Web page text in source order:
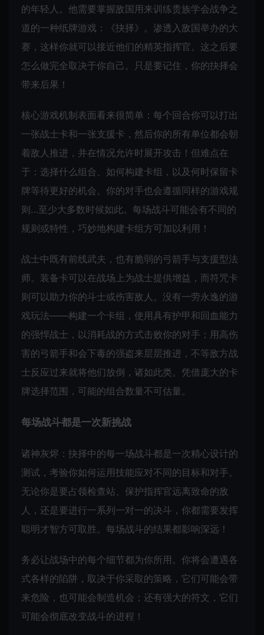
的年轻人。他需要掌握敌国用来训练贵族学会战争之
道的一种纸牌游戏：《抉择》。渗透入敌国举办的大
赛，这样你就可以接近他们的精英指挥官。这之后要
怎么做完全取决于你自己。只是要记住，你的抉择会
带来后果！
核心游戏机制表面看来很简单：每个回合你可以打出
一张战士卡和一张支援卡，然后你的所有单位都会朝
着敌人推进，并在情况允许时展开攻击！但难点在
于：选择什么组合、如何构建卡组，以及何时保留卡
牌等待更好的机会。你的对手也会遵循同样的游戏规
则…至少大多数时候如此。每场战斗可能会有不同的
规则或特性，巧妙地构建卡组方可加以利用！
战士中既有前线武夫，也有脆弱的弓箭手与支援型法
师。装备卡可以在战场上为战士提供增益，而符咒卡
则可以助力你的斗士或伤害敌人。没有一劳永逸的游
戏玩法——构建一个卡组，使用具有护甲和回血能力
的强悍战士，以消耗战的方式击败你的对手；用高伤
害的弓箭手和会下毒的强盗来层层推进，不等敌方战
士反应过来就将他们放倒，诸如此类。凭借庞大的卡
牌选择范围，可能的组合数量不可估量。
每场战斗都是一次新挑战
诸神灰烬：抉择中的每一场战斗都是一次精心设计的
测试，考验你如何运用技能应对不同的目标和对手。
无论你是要占领检查站、保护指挥官远离致命的敌
人，还是要进行一系列一对一的决斗，你都需要发挥
聪明才智方可取胜。每场战斗的结果都影响深远！
务必让战场中的每个细节都为你所用。你将会遭遇各
式各样的陷阱，取决于你采取的策略，它们可能会带
来危险，也可能会制造机会；还有强大的符文，它们
可能会彻底改变战斗的进程！